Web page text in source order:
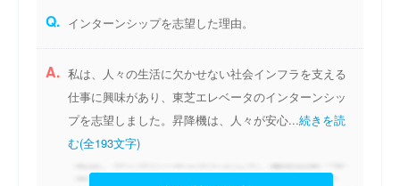
Q. インターンシップを志望した理由。
A. 私は、人々の生活に欠かせない社会インフラを支える
仕事に興味があり、東芝エレベータのインターンシッ
プを志望しました。昇降機は、人々が安心...続きを読
む(全193文字)